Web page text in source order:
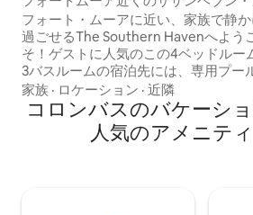
ールリトリート
フォート・ムーアに近い、家族で静
過ごせるThe Southern Havenへよう
そ！ゲストに人気のこの4ベッドルー
3バスルームの宿泊先には、専用プー
広々とした庭、スタイリッシュなオー
ンレイアウトがあります。充実したキ
チン、居心地の良いリビングエリア、
用のワークスペースをお楽しみくださ
家族 · ロケーション · 近隣
コロンバスのバケーシ
人気のアメニテ